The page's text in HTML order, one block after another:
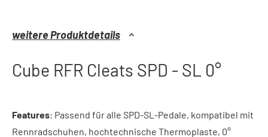
weitere Produktdetails
Cube RFR Cleats SPD - SL 0°
Features: Passend für alle SPD-SL-Pedale, kompatibel mit
Rennradschuhen, hochtechnische Thermoplaste, 0°